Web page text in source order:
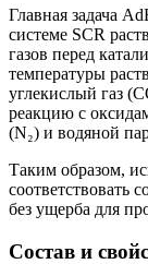
Главная задача
системе SCR
газов перед
температуры
углекислый газ
реакцию с
(N₂) и водяной
Таким образом,
соответствовать
без ущерба для
Состав и